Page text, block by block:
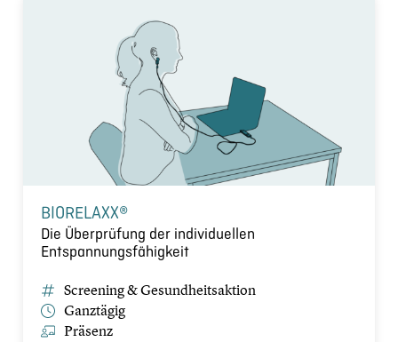
BIORELAXX®
Die Überprüfung der individuellen
Entspannungsfähigkeit
Screening & Gesundheitsaktion
Ganztägig
Präsenz